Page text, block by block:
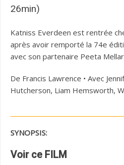
26min)
Katniss Everdeen est rentrée
après avoir remporté la 74e
avec son partenaire Peeta
De Francis Lawrence • Avec
Hutcherson, Liam Hemsworth,
SYNOPSIS:
Voir ce FILM